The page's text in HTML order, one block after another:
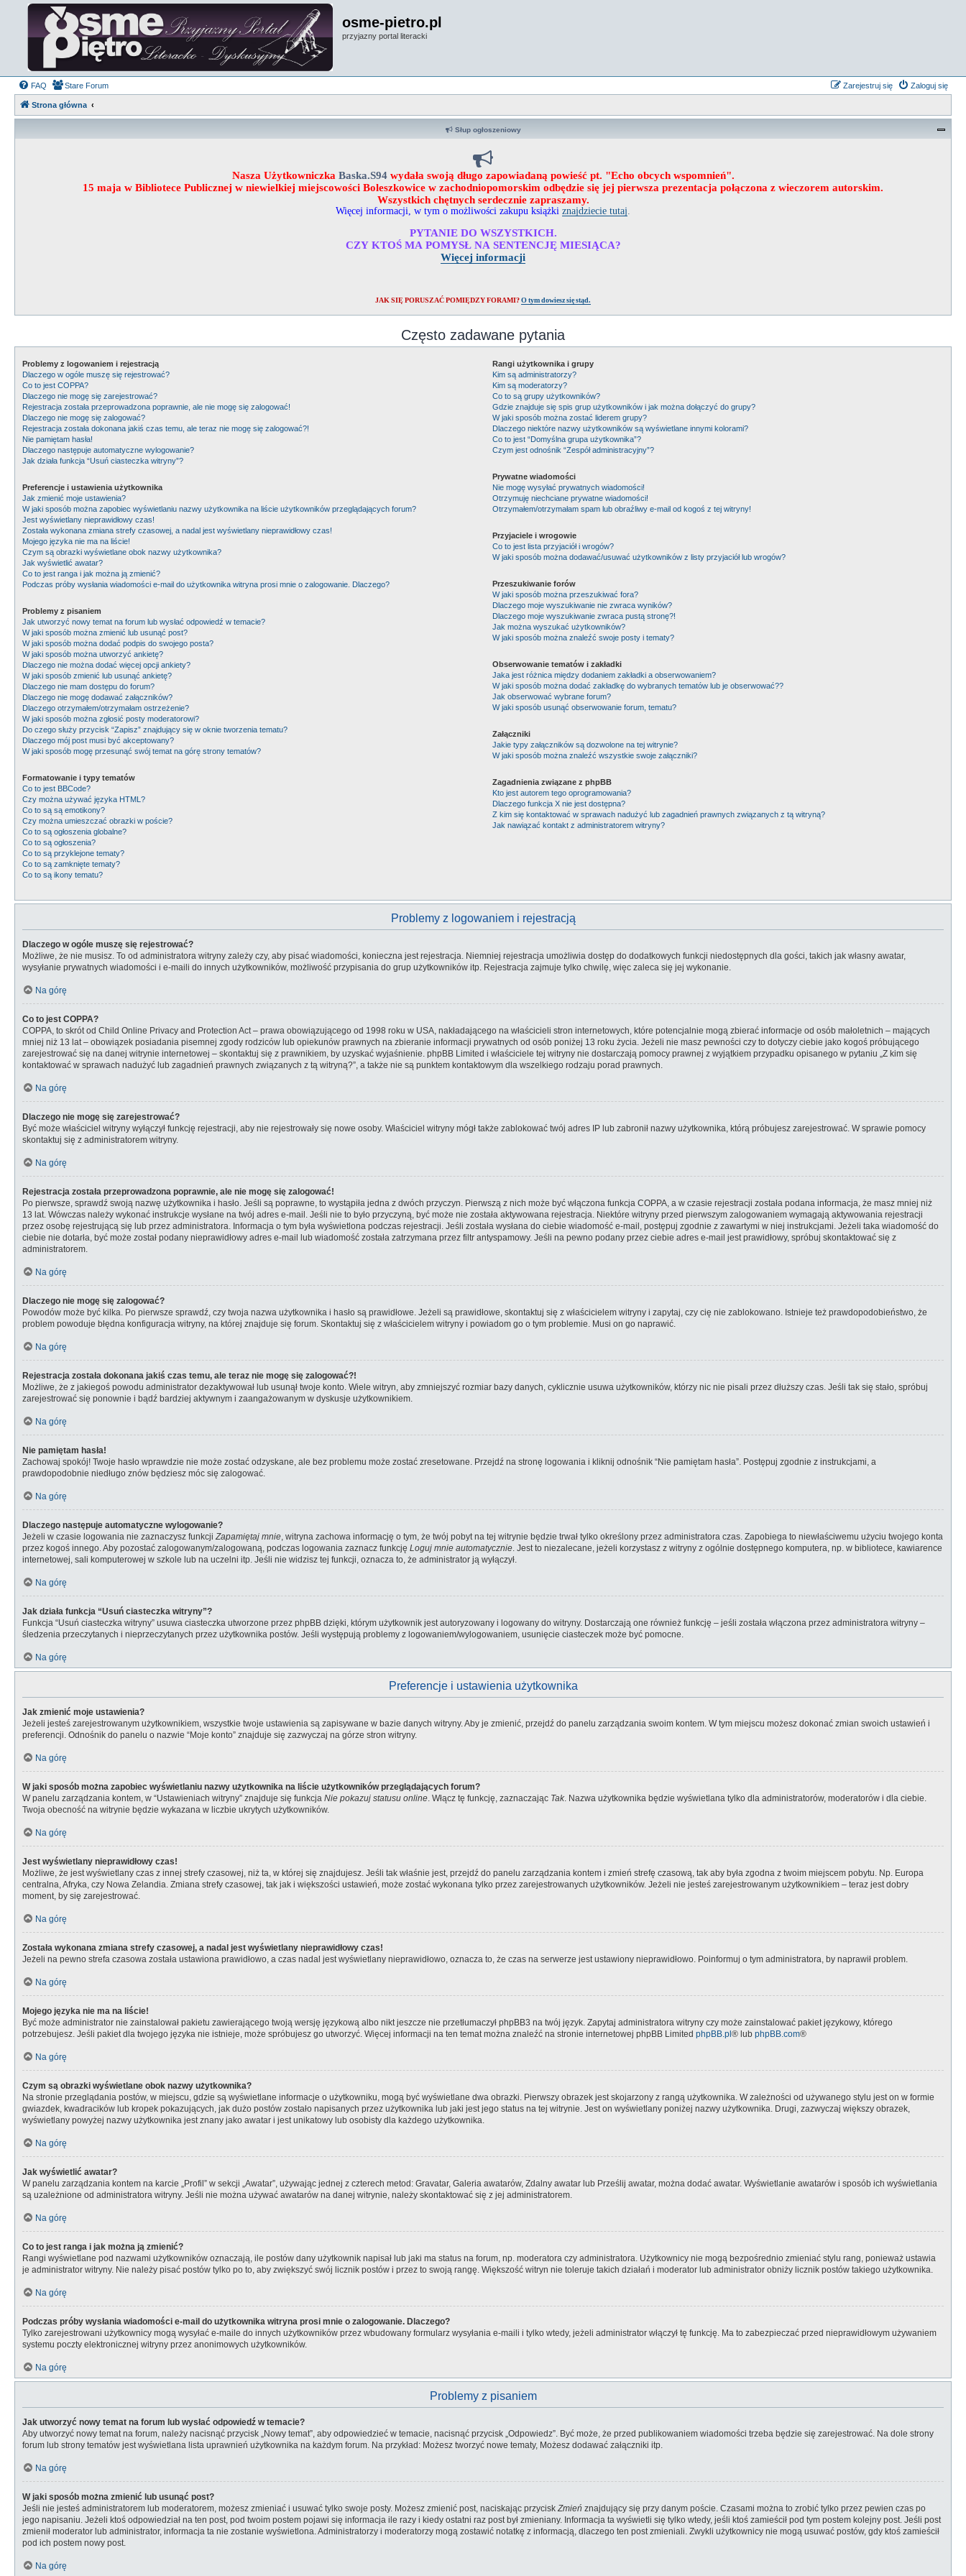
osme-pietro.pl
przyjazny portal literacki
FAQ Zaloguj się
Zarejestruj się
Stare Forum
Strona główna
Słup ogłoszeniowy
Nasza Użytkowniczka Baska.S94 wydała swoją długo zapowiadaną powieść pt. "Echo obcych wspomnień".
15 maja w Bibliotece Publicznej w niewielkiej miejscowości Boleszkowice w zachodniopomorskim odbędzie się jej pierwsza prezentacja połączona z wieczorem autorskim.
Wszystkich chętnych serdecznie zapraszamy.
Więcej informacji, w tym o możliwości zakupu książki znajdziecie tutaj
PYTANIE DO WSZYSTKICH.
CZY KTOŚ MA POMYSŁ NA SENTENCJĘ MIESIĄCA?
Więcej informacji
JAK SIĘ PORUSZAĆ POMIĘDZY FORAMI? O tym dowiesz się stąd.
Często zadawane pytania
Problemy z logowaniem i rejestracją
Dlaczego w ogóle muszę się rejestrować?
Co to jest COPPA?
Dlaczego nie mogę się zarejestrować?
Rejestracja została przeprowadzona poprawnie, ale nie mogę się zalogować!
Dlaczego nie mogę się zalogować?
Rejestracja została dokonana jakiś czas temu, ale teraz nie mogę się zalogować?!
Nie pamiętam hasła!
Dlaczego następuje automatyczne wylogowanie?
Jak działa funkcja “Usuń ciasteczka witryny”?
Preferencje i ustawienia użytkownika
Jak zmienić moje ustawienia?
W jaki sposób można zapobiec wyświetlaniu nazwy użytkownika na liście użytkowników przeglądających forum?
Jest wyświetlany nieprawidłowy czas!
Została wykonana zmiana strefy czasowej, a nadal jest wyświetlany nieprawidłowy czas!
Mojego języka nie ma na liście!
Czym są obrazki wyświetlane obok nazwy użytkownika?
Jak wyświetlić awatar?
Co to jest ranga i jak można ją zmienić?
Podczas próby wysłania wiadomości e-mail do użytkownika witryna prosi mnie o zalogowanie. Dlaczego?
Problemy z pisaniem
Jak utworzyć nowy temat na forum lub wysłać odpowiedź w temacie?
W jaki sposób można zmienić lub usunąć post?
W jaki sposób można dodać podpis do swojego posta?
W jaki sposób można utworzyć ankietę?
Dlaczego nie można dodać więcej opcji ankiety?
W jaki sposób zmienić lub usunąć ankietę?
Dlaczego nie mam dostępu do forum?
Dlaczego nie mogę dodawać załączników?
Dlaczego otrzymałem/otrzymałam ostrzeżenie?
W jaki sposób można zgłosić posty moderatorowi?
Do czego służy przycisk “Zapisz” znajdujący się w oknie tworzenia tematu?
Dlaczego mój post musi być akceptowany?
W jaki sposób mogę przesunąć swój temat na górę strony tematów?
Formatowanie i typy tematów
Co to jest BBCode?
Czy można używać języka HTML?
Co to są są emotikony?
Czy można umieszczać obrazki w poście?
Co to są ogłoszenia globalne?
Co to są ogłoszenia?
Co to są przyklejone tematy?
Co to są zamknięte tematy?
Co to są ikony tematu?
Rangi użytkownika i grupy
Kim są administratorzy?
Kim są moderatorzy?
Co to są grupy użytkowników?
Gdzie znajduje się spis grup użytkowników i jak można dołączyć do grupy?
W jaki sposób można zostać liderem grupy?
Dlaczego niektóre nazwy użytkowników są wyświetlane innymi kolorami?
Co to jest “Domyślna grupa użytkownika”?
Czym jest odnośnik “Zespół administracyjny”?
Prywatne wiadomości
Nie mogę wysyłać prywatnych wiadomości!
Otrzymuję niechciane prywatne wiadomości!
Otrzymałem/otrzymałam spam lub obraźliwy e-mail od kogoś z tej witryny!
Przyjaciele i wrogowie
Co to jest lista przyjaciół i wrogów?
W jaki sposób można dodawać/usuwać użytkowników z listy przyjaciół lub wrogów?
Przeszukiwanie forów
W jaki sposób można przeszukiwać fora?
Dlaczego moje wyszukiwanie nie zwraca wyników?
Dlaczego moje wyszukiwanie zwraca pustą stronę?!
Jak można wyszukać użytkowników?
W jaki sposób można znaleźć swoje posty i tematy?
Obserwowanie tematów i zakładki
Jaka jest różnica między dodaniem zakładki a obserwowaniem?
W jaki sposób można dodać zakładkę do wybranych tematów lub je obserwować??
Jak obserwować wybrane forum?
W jaki sposób usunąć obserwowanie forum, tematu?
Załączniki
Jakie typy załączników są dozwolone na tej witrynie?
W jaki sposób można znaleźć wszystkie swoje załączniki?
Zagadnienia związane z phpBB
Kto jest autorem tego oprogramowania?
Dlaczego funkcja X nie jest dostępna?
Z kim się kontaktować w sprawach nadużyć lub zagadnień prawnych związanych z tą witryną?
Jak nawiązać kontakt z administratorem witryny?
Problemy z logowaniem i rejestracją
Dlaczego w ogóle muszę się rejestrować?
Możliwe, że nie musisz. To od administratora witryny zależy czy, aby pisać wiadomości, konieczna jest rejestracja. Niemniej rejestracja umożliwia dostęp do dodatkowych funkcji niedostępnych dla gości, takich jak własny awatar,
wysyłanie prywatnych wiadomości i e-maili do innych użytkowników, możliwość przypisania do grup użytkowników itp. Rejestracja zajmuje tylko chwilę, więc zaleca się jej wykonanie.
Na górę
Co to jest COPPA?
COPPA, to skrót od Child Online Privacy and Protection Act – prawa obowiązującego od 1998 roku w USA, nakładającego na właścicieli stron internetowych, które potencjalnie mogą zbierać informacje od osób małoletnich – mających
mniej niż 13 lat – obowiązek posiadania pisemnej zgody rodziców lub opiekunów prawnych na zbieranie informacji prywatnych od osób poniżej 13 roku życia. Jeżeli nie masz pewności czy to dotyczy ciebie jako kogoś próbującego
zarejestrować się na danej witrynie internetowej – skontaktuj się z prawnikiem, by uzyskać wyjaśnienie. phpBB Limited i właściciele tej witryny nie dostarczają pomocy prawnej z wyjątkiem przypadku opisanego w pytaniu „Z kim się
kontaktować w sprawach nadużyć lub zagadnień prawnych związanych z tą witryną?”, a także nie są punktem kontaktowym dla wszelkiego rodzaju porad prawnych.
Na górę
Dlaczego nie mogę się zarejestrować?
Być może właściciel witryny wyłączył funkcję rejestracji, aby nie rejestrowały się nowe osoby. Właściciel witryny mógł także zablokować twój adres IP lub zabronił nazwy użytkownika, którą próbujesz zarejestrować. W sprawie pomocy
skontaktuj się z administratorem witryny.
Na górę
Rejestracja została przeprowadzona poprawnie, ale nie mogę się zalogować!
Po pierwsze, sprawdź swoją nazwę użytkownika i hasło. Jeśli są poprawne, to wystąpiła jedna z dwóch przyczyn. Pierwszą z nich może być włączona funkcja COPPA, a w czasie rejestracji została podana informacja, że masz mniej niż
13 lat. Wówczas należy wykonać instrukcje wysłane na twój adres e-mail. Jeśli nie to było przyczyną, być może nie została aktywowana rejestracja. Niektóre witryny przed pierwszym zalogowaniem wymagają aktywowania rejestracji
przez osobę rejestrującą się lub przez administratora. Informacja o tym była wyświetlona podczas rejestracji. Jeśli została wysłana do ciebie wiadomość e-mail, postępuj zgodnie z zawartymi w niej instrukcjami. Jeżeli taka wiadomość do
ciebie nie dotarła, być może został podany nieprawidłowy adres e-mail lub wiadomość została zatrzymana przez filtr antyspamowy. Jeśli na pewno podany przez ciebie adres e-mail jest prawidłowy, spróbuj skontaktować się z
administratorem.
Na górę
Dlaczego nie mogę się zalogować?
Powodów może być kilka. Po pierwsze sprawdź, czy twoja nazwa użytkownika i hasło są prawidłowe. Jeżeli są prawidłowe, skontaktuj się z właścicielem witryny i zapytaj, czy cię nie zablokowano. Istnieje też prawdopodobieństwo, że
problem powoduje błędna konfiguracja witryny, na której znajduje się forum. Skontaktuj się z właścicielem witryny i powiadom go o tym problemie. Musi on go naprawić.
Na górę
Rejestracja została dokonana jakiś czas temu, ale teraz nie mogę się zalogować?!
Możliwe, że z jakiegoś powodu administrator dezaktywował lub usunął twoje konto. Wiele witryn, aby zmniejszyć rozmiar bazy danych, cyklicznie usuwa użytkowników, którzy nic nie pisali przez dłuższy czas. Jeśli tak się stało, spróbuj
zarejestrować się ponownie i bądź bardziej aktywnym i zaangażowanym w dyskusje użytkownikiem.
Na górę
Nie pamiętam hasła!
Zachowaj spokój! Twoje hasło wprawdzie nie może zostać odzyskane, ale bez problemu może zostać zresetowane. Przejdź na stronę logowania i kliknij odnośnik “Nie pamiętam hasła”. Postępuj zgodnie z instrukcjami, a
prawdopodobnie niedługo znów będziesz móc się zalogować.
Na górę
Dlaczego następuje automatyczne wylogowanie?
Jeżeli w czasie logowania nie zaznaczysz funkcjiZapamiętaj mnie, witryna zachowa informację o tym, że twój pobyt na tej witrynie będzie trwał tylko określony przez administratora czas. Zapobiega to niewłaściwemu użyciu twojego konta
przez kogoś innego. Aby pozostać zalogowanym/zalogowaną, podczas logowania zaznacz funkcję Loguj mnie automatycznie. Jest to niezalecane, jeżeli korzystasz z witryny z ogólnie dostępnego komputera, np. w bibliotece, kawiarence
internetowej, sali komputerowej w szkole lub na uczelni itp. Jeśli nie widzisz tej funkcji, oznacza to, że administrator ją wyłączył.
Na górę
Jak działa funkcja “Usuń ciasteczka witryny”?
Funkcja “Usuń ciasteczka witryny” usuwa ciasteczka utworzone przez phpBB dzięki, którym użytkownik jest autoryzowany i logowany do witryny. Dostarczają one również funkcję – jeśli została włączona przez administratora witryny –
śledzenia przeczytanych i nieprzeczytanych przez użytkownika postów. Jeśli występują problemy z logowaniem/wylogowaniem, usunięcie ciasteczek może być pomocne.
Na górę
Preferencje i ustawienia użytkownika
Jak zmienić moje ustawienia?
Jeżeli jesteś zarejestrowanym użytkownikiem, wszystkie twoje ustawienia są zapisywane w bazie danych witryny. Aby je zmienić, przejdź do panelu zarządzania swoim kontem. W tym miejscu możesz dokonać zmian swoich ustawień i
preferencji. Odnośnik do panelu o nazwie “Moje konto” znajduje się zazwyczaj na górze stron witryny.
Na górę
W jaki sposób można zapobiec wyświetlaniu nazwy użytkownika na liście użytkowników przeglądających forum?
W panelu zarządzania kontem, w “Ustawieniach witryny” znajduje się funkcja Nie pokazuj statusu online. Włącz tę funkcję, zaznaczając Tak. Nazwa użytkownika będzie wyświetlana tylko dla administratorów, moderatorów i dla ciebie.
Twoja obecność na witrynie będzie wykazana w liczbie ukrytych użytkowników.
Na górę
Jest wyświetlany nieprawidłowy czas!
Możliwe, że jest wyświetlany czas z innej strefy czasowej, niż ta, w której się znajdujesz. Jeśli tak właśnie jest, przejdź do panelu zarządzania kontem i zmień strefę czasową, tak aby była zgodna z twoim miejscem pobytu. Np. Europa
centralna, Afryka, czy Nowa Zelandia. Zmiana strefy czasowej, tak jak i większości ustawień, może zostać wykonana tylko przez zarejestrowanych użytkowników. Jeżeli nie jesteś zarejestrowanym użytkownikiem – teraz jest dobry
moment, by się zarejestrować.
Na górę
Została wykonana zmiana strefy czasowej, a nadal jest wyświetlany nieprawidłowy czas!
Jeżeli na pewno strefa czasowa została ustawiona prawidłowo, a czas nadal jest wyświetlany nieprawidłowo, oznacza to, że czas na serwerze jest ustawiony nieprawidłowo. Poinformuj o tym administratora, by naprawił problem.
Na górę
Mojego języka nie ma na liście!
Być może administrator nie zainstalował pakietu zawierającego twoją wersję językową albo nikt jeszcze nie przetłumaczył phpBB3 na twój język. Zapytaj administratora witryny czy może zainstalować pakiet językowy, którego
potrzebujesz. Jeśli pakiet dla twojego języka nie istnieje, może spróbujesz go utworzyć. Więcej informacji na ten temat można znaleźć na stronie internetowej phpBB Limited phpBB.pl ® lub phpBB.com®
Na górę
Czym są obrazki wyświetlane obok nazwy użytkownika?
Na stronie przeglądania postów, w miejscu, gdzie są wyświetlane informacje o użytkowniku, mogą być wyświetlane dwa obrazki. Pierwszy obrazek jest skojarzony z rangą użytkownika. W zależności od używanego stylu jest on w formie
gwiazdek, kwadracików lub kropek pokazujących, jak dużo postów zostało napisanych przez użytkownika lub jaki jest jego status na tej witrynie. Jest on wyświetlany poniżej nazwy użytkownika. Drugi, zazwyczaj większy obrazek,
wyświetlany powyżej nazwy użytkownika jest znany jako awatar i jest unikatowy lub osobisty dla każdego użytkownika.
Na górę
Jak wyświetlić awatar?
W panelu zarządzania kontem na karcie „Profil” w sekcji „Awatar”, używając jednej z czterech metod: Gravatar, Galeria awatarów, Zdalny awatar lub Prześlij awatar, można dodać awatar. Wyświetlanie awatarów i sposób ich wyświetlania
są uzależnione od administratora witryny. Jeśli nie można używać awatarów na danej witrynie, należy skontaktować się z jej administratorem.
Na górę
Co to jest ranga i jak można ją zmienić?
Rangi wyświetlane pod nazwami użytkowników oznaczają, ile postów dany użytkownik napisał lub jaki ma status na forum, np. moderatora czy administratora. Użytkownicy nie mogą bezpośrednio zmieniać stylu rang, ponieważ ustawia
je administrator witryny. Nie należy pisać postów tylko po to, aby zwiększyć swój licznik postów i przez to swoją rangę. Większość witryn nie toleruje takich działań i moderator lub administrator obniży licznik postów takiego użytkownika.
Na górę
Podczas próby wysłania wiadomości e-mail do użytkownika witryna prosi mnie o zalogowanie. Dlaczego?
Tylko zarejestrowani użytkownicy mogą wysyłać e-maile do innych użytkowników przez wbudowany formularz wysyłania e-maili i tylko wtedy, jeżeli administrator włączył tę funkcję. Ma to zabezpieczać przed nieprawidłowym używaniem
systemu poczty elektronicznej witryny przez anonimowych użytkowników.
Na górę
Problemy z pisaniem
Jak utworzyć nowy temat na forum lub wysłać odpowiedź w temacie?
Aby utworzyć nowy temat na forum, należy nacisnąć przycisk „Nowy temat”, aby odpowiedzieć w temacie, nacisnąć przycisk „Odpowiedz”. Być może, że przed publikowaniem wiadomości trzeba będzie się zarejestrować. Na dole strony
forum lub strony tematów jest wyświetlana lista uprawnień użytkownika na każdym forum. Na przykład: Możesz tworzyć nowe tematy, Możesz dodawać załączniki itp.
Na górę
W jaki sposób można zmienić lub usunąć post?
Jeśli nie jesteś administratorem lub moderatorem, możesz zmieniać i usuwać tylko swoje posty. Możesz zmienić post, naciskając przyciskZmień znajdujący się przy danym poście. Czasami można to zrobić tylko przez pewien czas po
jego napisaniu. Jeżeli ktoś odpowiedział na ten post, pod twoim postem pojawi się informacja ile razy i kiedy ostatni raz post był zmieniany. Informacja ta wyświetli się tylko wtedy, jeśli ktoś zamieścił pod tym postem kolejny post. Jeśli post
zmienił moderator lub administrator, informacja ta nie zostanie wyświetlona. Administratorzy i moderatorzy mogą zostawić notatkę z informacją, dlaczego ten post zmieniali. Zwykli użytkownicy nie mogą usuwać postów, gdy ktoś zamieścił
pod ich postem nowy post.
Na górę